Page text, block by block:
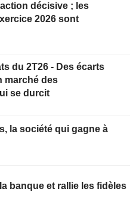
décisive ; les
2026 sont
du 2T26 - Des écarts
marché des
se durcit
la société qui gagne à
banque et rallie les fidèles